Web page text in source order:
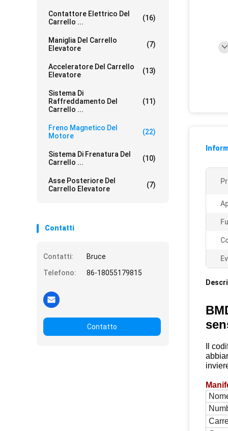
Contattore Elettrico Del
Carrello ...
(16)
Maniglia Del Carrello
Elevatore
(7)
Acceleratore Del Carrello
Elevatore
(13)
Sistema Di
Raffreddamento Del
Carrello ...
(11)
Freno Magnetico Del
Motore
(22)
Sistema Di Frenatura Del
Carrello ...
(10)
Asse Posteriore Del
Carrello Elevatore
(7)
Contatti
Contatti:
Bruce
Telefono:
86-18055179815
Contatto
Il